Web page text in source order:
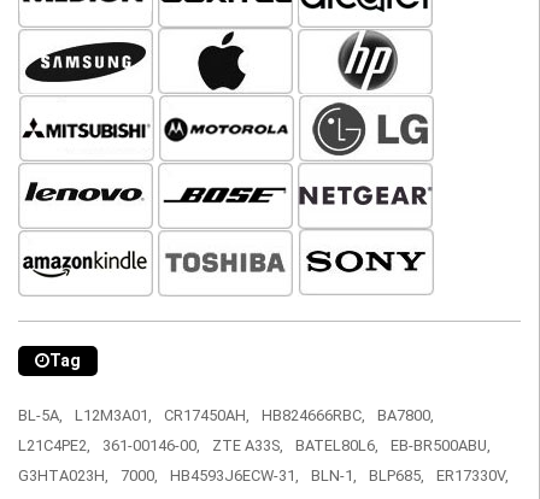
Tag
BL-5A, L12M3A01, CR17450AH, HB824666RBC,
BA7800,
L21C4PE2,
361-00146-00, ZTE A33S, BATEL80L6,
EB-BR500ABU,
G3HTA023H,
7000, HB4593J6ECW-31, BLN-1, BLP685,
ER17330V,